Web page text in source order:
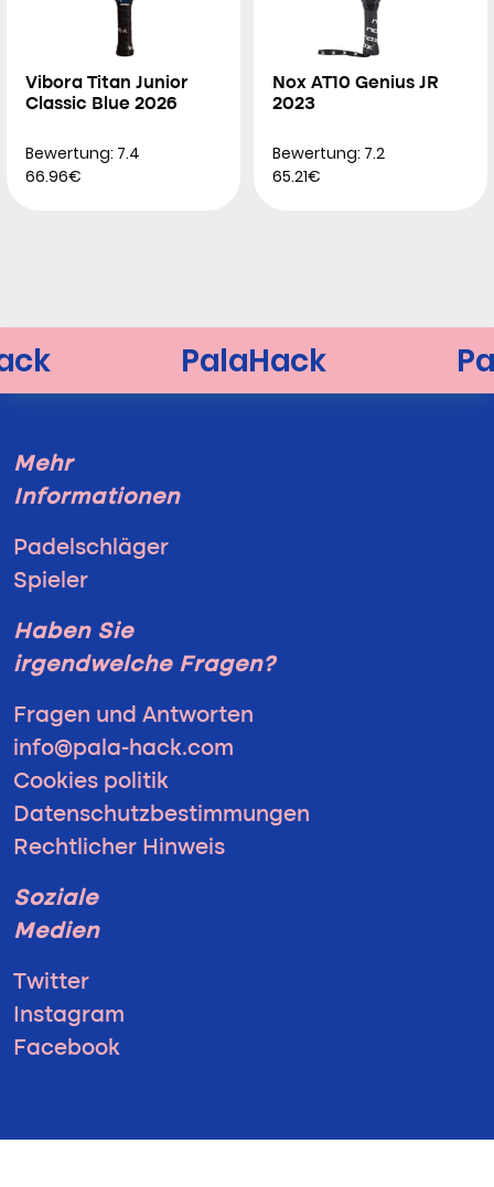
Vibora Titan Junior
Classic Blue 2026
Bewertung: 7.4
66.96€
Nox AT10 Genius JR
2023
Bewertung: 7.2
65.21€
Mehr
Informationen
Padelschläger
Spieler
Haben Sie
irgendwelche Fragen?
Fragen und Antworten
info@pala-hack.com
Cookies politik
Datenschutzbestimmungen
Rechtlicher Hinweis
Soziale
Medien
Twitter
Instagram
Facebook